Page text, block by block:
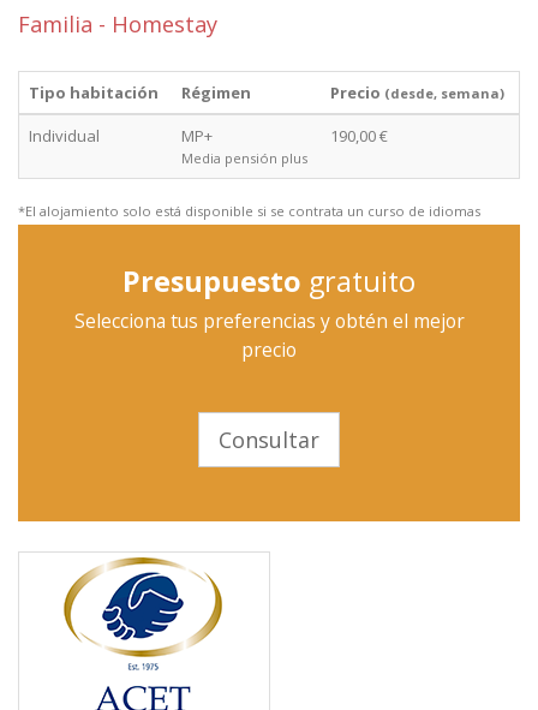
Familia - Homestay
Tipo habitación Régimen Precio (desde, semana)
Individual MP+
Media pensión plus
190,00 €
*El alojamiento solo está disponible si se contrata un curso de idiomas
Presupuesto gratuito
Selecciona tus preferencias y obtén el mejor
precio
Consultar